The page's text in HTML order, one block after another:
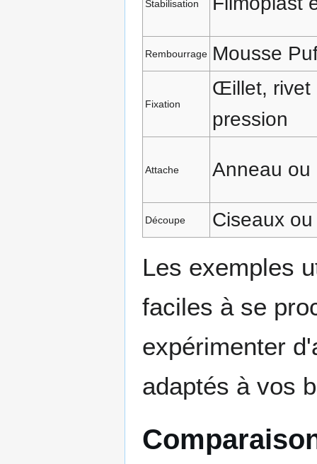
Stabilisation
Rembourrage Mousse
Fixation
Œillet, rivet
pression
Attache Anneau ou
Découpe Ciseaux
Les exemples
faciles à se
expérimenter
adaptés à vos